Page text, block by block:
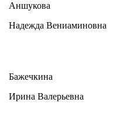
Аншукова
Надежда Вениаминовна
Бажечкина
Ирина Валерьевна